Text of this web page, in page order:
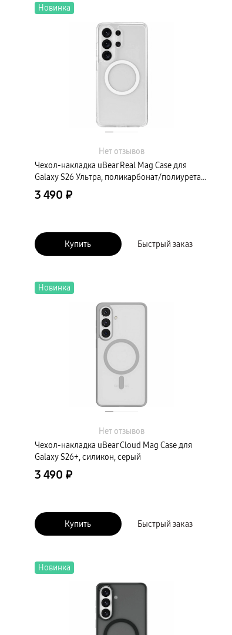
Новинка
Нет отзывов
Чехол-накладка uBear Real Mag Case для
Galaxy S26 Ультра, поликарбонат/полиуретан,
прозрачный
3 490 ₽
Купить Быстрый заказ
Новинка
Нет отзывов
Чехол-накладка uBear Cloud Mag Case для
Galaxy S26+, силикон, серый
3 490 ₽
Купить Быстрый заказ
Новинка